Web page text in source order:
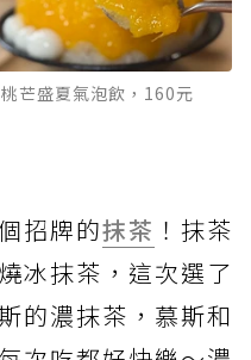
芒盛夏氣泡飲，160元
招牌的抹茶 ！抹茶
冰抹茶，這次選了
的濃抹茶，慕斯和